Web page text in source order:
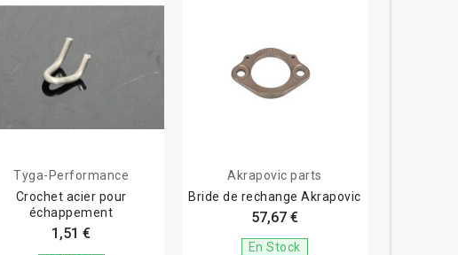
Tyga-Performance
Crochet acier pour
échappement
1,51 €
Akrapovic parts
Bride de rechange Akrapovic
57,67 €
En Stock